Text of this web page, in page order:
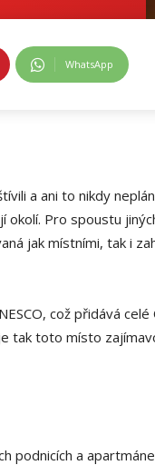
WhatsApp
a ani to nikdy
okolí. Pro spoustu
jak místními, tak i
což přidává celé
tak toto místo
podnicích a